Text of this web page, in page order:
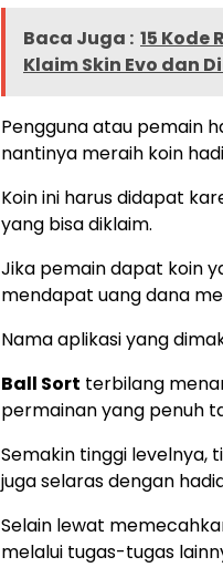
Baca Juga : 15 Kode
Klaim Skin Evo dan
Pengguna atau pemain
nantinya meraih koin
Koin ini harus didapat
yang bisa diklaim.
Jika pemain dapat koin
mendapat uang dana
Nama aplikasi yang
Ball Sort terbilang
permainan yang penuh
Semakin tinggi levelnya,
juga selaras dengan
Selain lewat
melalui tugas-tugas